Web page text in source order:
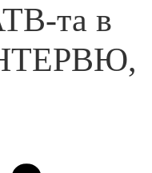
та в